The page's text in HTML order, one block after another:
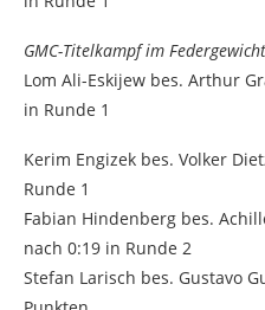
GMC-Titelkampf im Federgewicht
Lom Ali-Eskijew bes. Arthur
in Runde 1
Kerim Engizek bes. Volker
Runde 1
Fabian Hindenberg bes.
nach 0:19 in Runde 2
Stefan Larisch bes. Gustavo